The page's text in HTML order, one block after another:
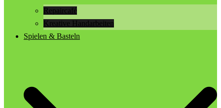
Repaircafé
Kreative Handarbeiten
Spielen & Basteln